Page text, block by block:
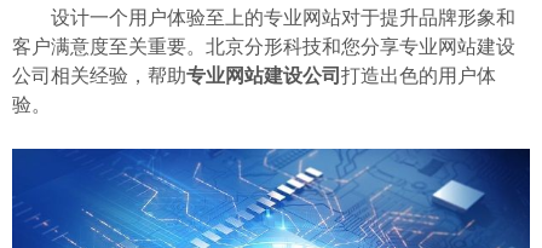
设计一个用户体验至上的专业网站对于提升品牌形象和
客户满意度至关重要。北京分形科技和您分享专业网站建设
公司相关经验，帮助专业网站建设公司 打造出色的用户体
验。